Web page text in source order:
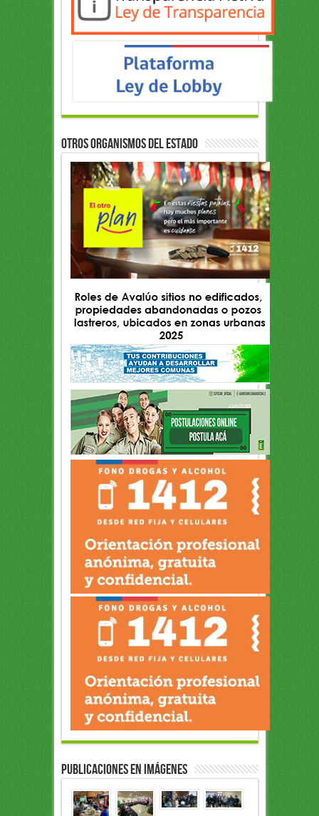
OTROS ORGANISMOS DEL ESTADO
Publicaciones en Imágenes